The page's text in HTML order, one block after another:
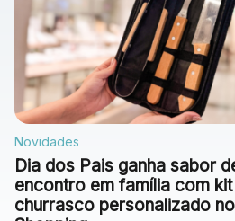
Novidades
Dia dos Pais ganha sabor
encontro em família com kit
churrasco personalizado